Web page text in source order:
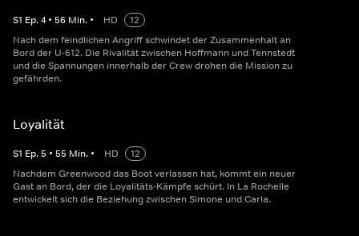
S1 Ep.4 • 56 Min. • HD
12
Nach dem feindlichen Angriff schwindet der Zusammenhalt an
Bord der U-612. Die Rivalität zwischen Hoffmann und Tennstedt
und die Spannungen innerhalb der Crew drohen die Mission zu
gefährden.
Loyalität
S1 Ep.5 • 55 Min. • HD
12
Nachdem Greenwood das Boot verlassen hat, kommt ein neuer
Gast an Bord, der die Loyalitäts-Kämpfe schürt. In La Rochelle
entwickelt sich die Beziehung zwischen Simone und Carla.